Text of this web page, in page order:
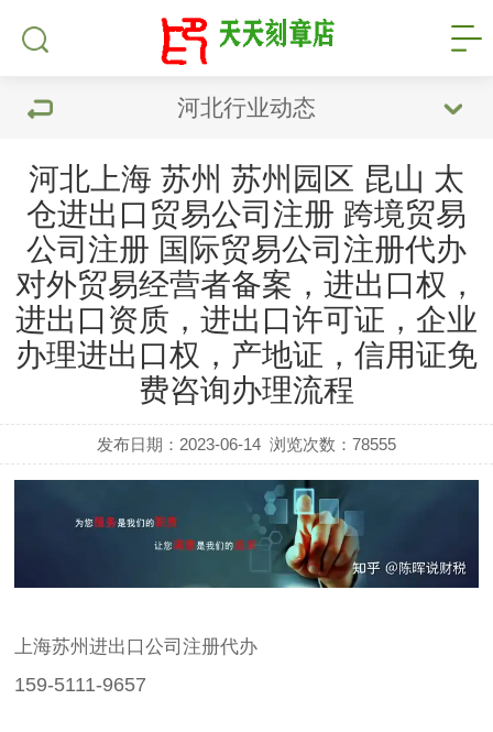
河北行业动态
河北上海 苏州 苏州园区 昆山 太
仓进出口贸易公司注册 跨境贸易
公司注册 国际贸易公司注册代办
对外贸易经营者备案，进出口权，
进出口资质，进出口许可证，企业
办理进出口权，产地证，信用证免
费咨询办理流程
发布日期：2023-06-14 浏览次数：78555
上海苏州进出口公司注册代办
159-5111-9657